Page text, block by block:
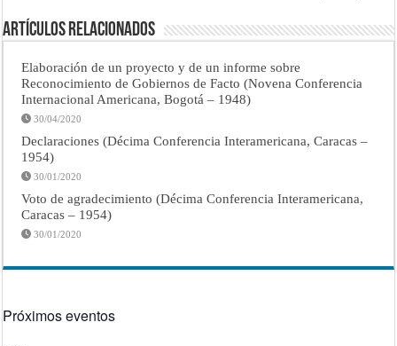
Artículos Relacionados
Elaboración de un proyecto y de un informe sobre
Reconocimiento de Gobiernos de Facto (Novena Conferencia
Internacional Americana, Bogotá – 1948)
30/04/2020
Declaraciones (Décima Conferencia Interamericana, Caracas –
1954)
30/01/2020
Voto de agradecimiento (Décima Conferencia Interamericana,
Caracas – 1954)
30/01/2020
Próximos eventos